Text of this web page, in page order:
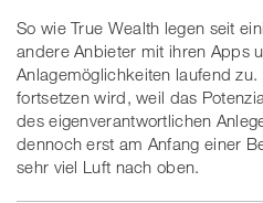
So wie True Wealth legen seit
andere Anbieter mit ihren Apps
Anlagemöglichkeiten laufend
fortsetzen wird, weil das
des eigenverantwortlichen
dennoch erst am Anfang einer
sehr viel Luft nach oben.